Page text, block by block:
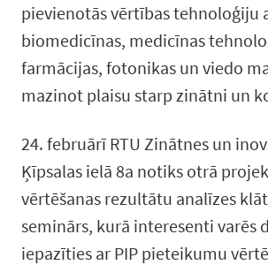
pievienotās vērtības tehnoloģiju
biomedicīnas, medicīnas
farmācijas, fotonikas un viedo
mazinot plaisu starp zinātni un
24. februārī RTU Zinātnes un
Ķīpsalas ielā 8a notiks otrā
vērtēšanas rezultātu analīzes
seminārs, kurā interesenti varēs
iepazīties ar PIP pieteikumu